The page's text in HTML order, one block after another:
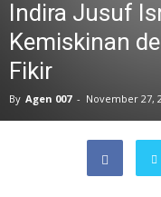
Indira Jusuf
Kemiskinan
Fikir
By Agen 007 - November 27,